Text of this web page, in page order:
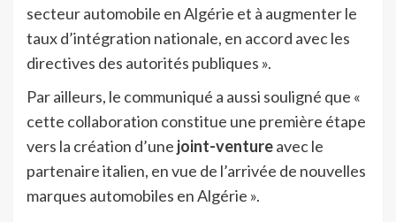
secteur automobile en Algérie et à augmenter le
taux d’intégration nationale, en accord avec les
directives des autorités publiques ».
Par ailleurs, le communiqué a aussi souligné que «
cette collaboration constitue une première étape
vers la création d’une joint-ventureavec le
partenaire italien, en vue de l’arrivée de nouvelles
marques automobiles en Algérie ».